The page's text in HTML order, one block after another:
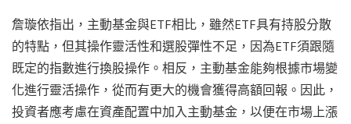
詹璇依指出，主動基金與ETF相比，雖然ETF具有持股分散
的特點，但其操作靈活性和選股彈性不足，因為ETF須跟隨
既定的指數進行換股操作。相反，主動基金能夠根據市場變
化進行靈活操作，從而有更大的機會獲得高額回報。因此，
投資者應考慮在資產配置中加入主動基金，以便在市場上漲